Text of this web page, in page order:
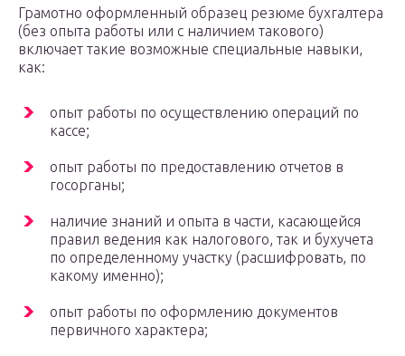
Грамотно оформленный образец резюме бухгалтера
(без опыта работы или с наличием такового)
включает такие возможные специальные навыки,
как:
опыт работы по осуществлению операций по
кассе;
опыт работы по предоставлению отчетов в
госорганы;
наличие знаний и опыта в части, касающейся
правил ведения как налогового, так и бухучета
по определенному участку (расшифровать, по
какому именно);
опыт работы по оформлению документов
первичного характера;